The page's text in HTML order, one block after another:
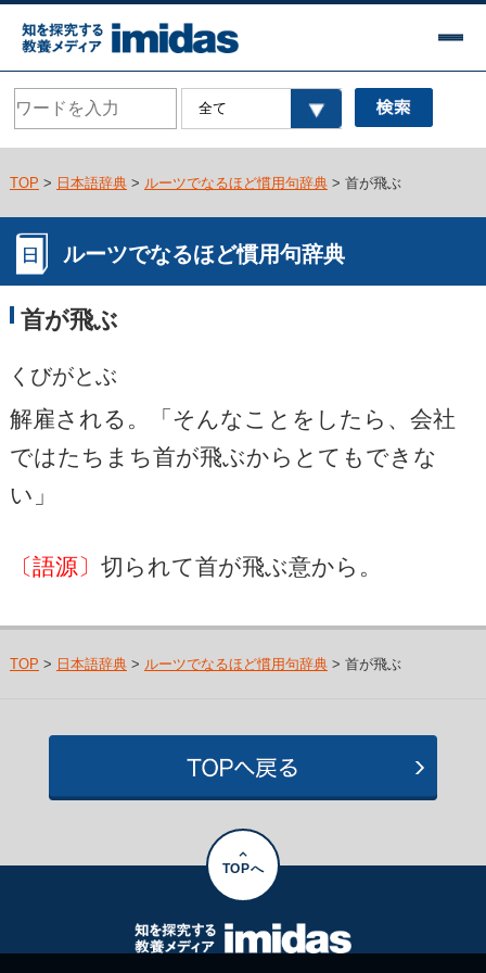
TOP > 日本語辞典> ルーツでなるほど慣用句辞典> 首が飛ぶ
ルーツでなるほど慣用句辞典
首が飛ぶ
くびがとぶ
解雇される。「そんなことをしたら、会社
ではたちまち首が飛ぶからとてもできな
い」
〔語源〕 切られて首が飛ぶ意から。
TOP > 日本語辞典> ルーツでなるほど慣用句辞典> 首が飛ぶ
TOPへ